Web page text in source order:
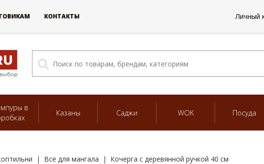
в
Казаны Саджи WOK Посуда
Все для мангала Кочерга с деревянной ручкой 40 см
КОНТАКТЫ Личный